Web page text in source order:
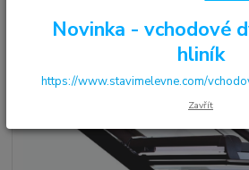
Novinka - vchodové
hliník
https://www.stavimelevne.com/
Zavřít